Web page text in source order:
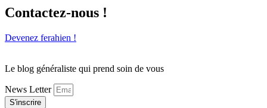
Contactez-nous !
Devenez ferahien !
Le blog généraliste qui prend soin de vous
News Letter
S'inscrire